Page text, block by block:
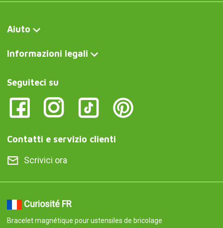
Aiuto
Informazioni legali
Seguiteci su
Contatti e servizio clienti
Scrivici ora
Curiosité FR
Bracelet magnétique pour ustensiles de bricolage